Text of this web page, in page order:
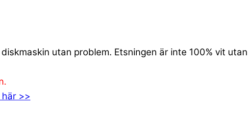
utan problem. Etsningen är inte 100% vit
>>